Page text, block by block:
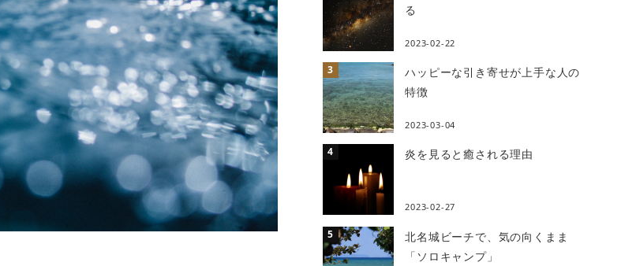
る
2023-02-22
ハッピーな引き寄せが上手な人の
特徴
2023-03-04
炎を見ると癒される理由
2023-02-27
北名城ビーチで、気の向くまま
「ソロキャンプ」